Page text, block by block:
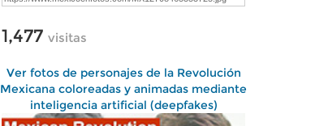
1,477 visitas
Ver fotos de personajes de la Revolución
Mexicana coloreadas y animadas mediante
inteligencia artificial (deepfakes)